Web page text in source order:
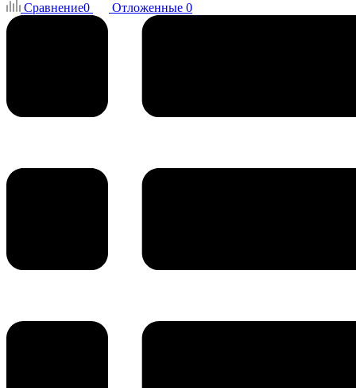
Сравнение0 Отложенные 0